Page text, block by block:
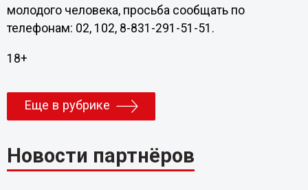
молодого человека, просьба сообщать по
телефонам: 02, 102, 8-831-291-51-51.
18+
Еще в рубрике
Новости партнёров